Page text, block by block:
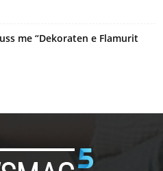
me “Dekoraten e Flamurit